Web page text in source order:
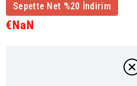
Sepette Net %20 İndirim
€NaN